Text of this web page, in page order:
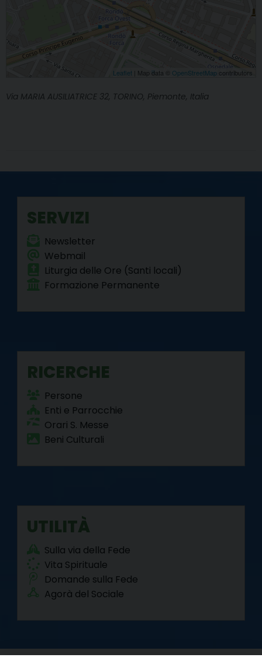
Leaflet | Map data © OpenStreetMap contributors
Via MARIA AUSILIATRICE 32, TORINO, Piemonte, Italia
SERVIZI
Newsletter
Webmail
Liturgia delle Ore (Santi locali)
Formazione Permanente
RICERCHE
Persone
Enti e Parrocchie
Orari S. Messe
Beni Culturali
UTILITÀ
Sulla via della Fede
Vita Spirituale
Domande sulla Fede
Agorà del Sociale